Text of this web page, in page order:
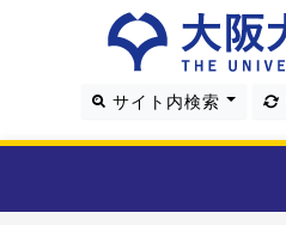
サイト内検索